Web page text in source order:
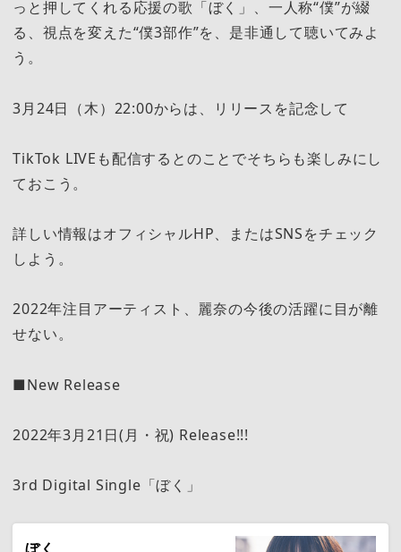
っと押してくれる応援の歌「ぼく」、一人称“僕”が綴
る、視点を変えた“僕3部作”を、是非通して聴いてみよ
う。
3月24日（木）22:00からは、リリースを記念して
TikTok LIVEも配信するとのことでそちらも楽しみにし
ておこう。
詳しい情報はオフィシャルHP、またはSNSをチェック
しよう。
2022年注目アーティスト、麗奈の今後の活躍に目が離
せない。
■New Release
2022年3月21日(月・祝) Release!!!
3rd Digital Single「ぼく」